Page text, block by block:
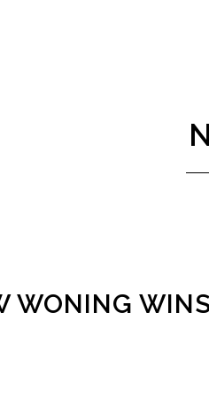
WONING